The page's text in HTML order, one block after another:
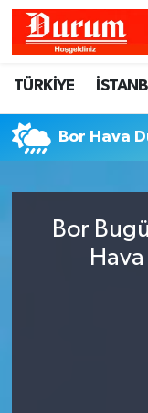
TÜRKİYE
Bor Hava
Bor
Hava Durumu
Namaz
Süper Lig